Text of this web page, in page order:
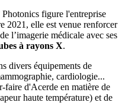
figure l'entreprise
2021, elle est venue renforcer
l’imagerie médicale avec ses
à rayons X.
divers équipements de
cardiologie...
faire d'Acerde en matière de
haute température) et de